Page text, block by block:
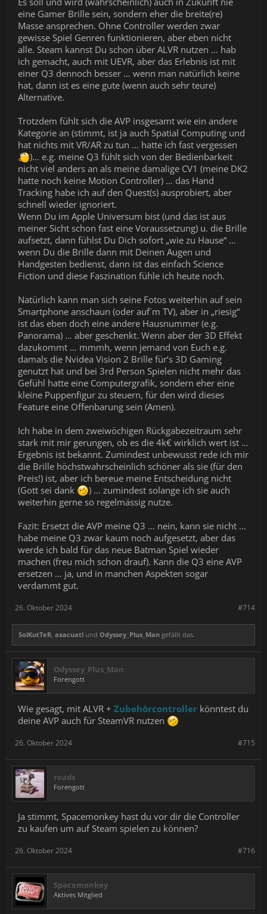
Der VR push schlechthin, Apple und VR/AR, wird zum
Rohrkrepierer der VR mehr schadet als hilft. Dass die
Steam/Apple Zusammenarbeit nicht geklappt hat ist eine
Katastrophe.
Musste wieder mal raus.
eine Gamer Brille sein, sondern eher die breite(re)
Masse ansprechen. Ohne Controller werden zwar
gewisse Spiel Genren funktionieren, aber eben nicht
alle. Steam kannst Du schon über ALVR nutzen … hab
ich gemacht, auch mit UEVR, aber das Erlebnis ist mit
einer Q3 dennoch besser … wenn man natürlich keine
hat, dann ist es eine gute (wenn auch sehr teure)
Alternative.
Trotzdem fühlt sich die AVP insgesamt wie ein andere
Kategorie an (stimmt, ist ja auch Spatial Computing und
hat nichts mit VR/AR zu tun … hatte ich fast vergessen
)… e.g. meine Q3 fühlt sich von der Bedienbarkeit
nicht viel anders an als meine damalige CV1 (meine DK2
hatte noch keine Motion Controller) … das Hand
Tracking habe ich auf den Quest(s) ausprobiert, aber
schnell wieder ignoriert.
Wenn Du im Apple Universum bist (und das ist aus
meiner Sicht schon fast eine Voraussetzung) u. die Brille
aufsetzt, dann fühlst Du Dich sofort „wie zu Hause“ …
wenn Du die Brille dann mit Deinen Augen und
Handgesten bedienst, dann ist das einfach Science
Fiction und diese Faszination fühle ich heute noch.
Natürlich kann man sich seine Fotos weiterhin auf sein
Smartphone anschaun (oder auf´m TV), aber in „riesig“
ist das eben doch eine andere Hausnummer (e.g.
Panorama) … aber geschenkt. Wenn aber der 3D Effekt
dazukommt … mmmh, wenn jemand von Euch e.g.
damals die Nvidea Vision 2 Brille für‘s 3D Gaming
genutzt hat und bei 3rd Person Spielen nicht mehr das
Gefühl hatte eine Computergrafik, sondern eher eine
kleine Puppenfigur zu steuern, für den wird dieses
Feature eine Offenbarung sein (Amen).
Ich habe in dem zweiwöchigen Rückgabezeitraum sehr
stark mit mir gerungen, ob es die 4k€ wirklich wert ist …
Ergebnis ist bekannt. Zumindest unbewusst rede ich mir
die Brille höchstwahrscheinlich schöner als sie (für den
Preis!) ist, aber ich bereue meine Entscheidung nicht
(Gott sei dank
) … zumindest solange ich sie auch
weiterhin gerne so regelmässig nutze.
Fazit: Ersetzt die AVP meine Q3 … nein, kann sie nicht …
habe meine Q3 zwar kaum noch aufgesetzt, aber das
werde ich bald für das neue Batman Spiel wieder
machen (freu mich schon drauf). Kann die Q3 eine AVP
ersetzen … ja, und in manchen Aspekten sogar
verdammt gut.
#714
26. Oktober 2024
SolKutTeR axacuatl und Odyssey_Plus_Man gefällt das.
Odyssey_Plus_Man
Forengott
Wie gesagt, mit ALVR + Zubehörcontroller könntest du
deine AVP auch für SteamVR nutzen
#715
26. Oktober 2024
roads
Forengott
Ja stimmt, Spacemonkey hast du vor dir die Controller
zu kaufen um auf Steam spielen zu können?
#716
26. Oktober 2024
Spacemonkey
Aktives Mitglied